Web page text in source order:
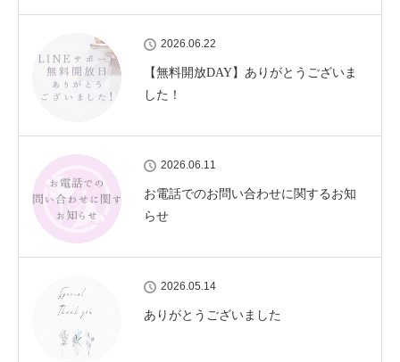
2026.06.22
【無料開放DAY】ありがとうございま
した！
2026.06.11
お電話でのお問い合わせに関するお知
らせ
2026.05.14
ありがとうございました